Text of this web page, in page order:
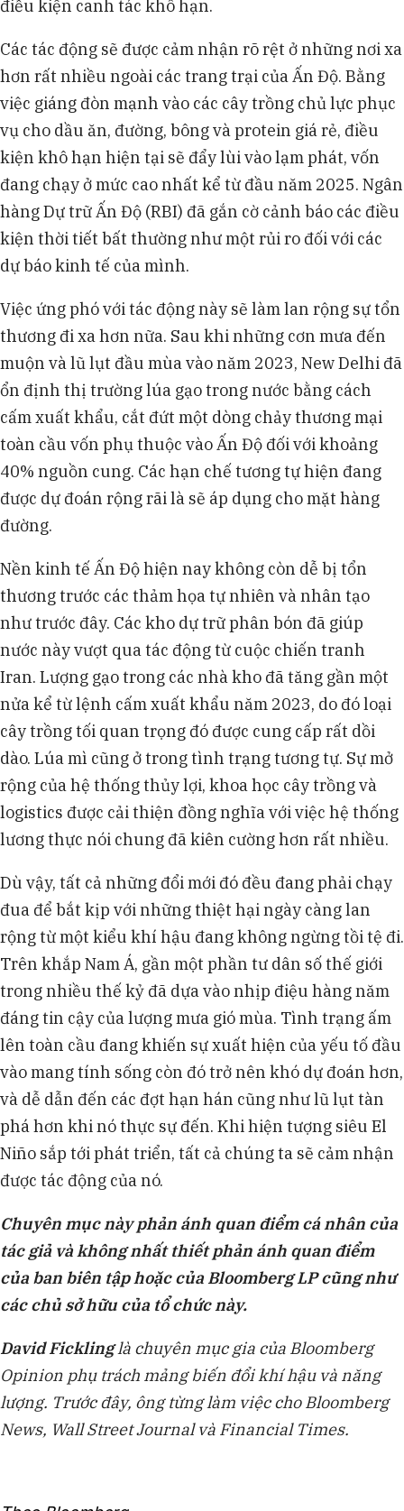
điều kiện canh tác khô hạn.
Các tác động sẽ được cảm nhận rõ rệt ở những nơi xa
hơn rất nhiều ngoài các trang trại của Ấn Độ. Bằng
việc giáng đòn mạnh vào các cây trồng chủ lực phục
vụ cho dầu ăn, đường, bông và protein giá rẻ, điều
kiện khô hạn hiện tại sẽ đẩy lùi vào lạm phát, vốn
đang chạy ở mức cao nhất kể từ đầu năm 2025. Ngân
hàng Dự trữ Ấn Độ (RBI) đã gắn cờ cảnh báo các điều
kiện thời tiết bất thường như một rủi ro đối với các
dự báo kinh tế của mình.
Việc ứng phó với tác động này sẽ làm lan rộng sự tổn
thương đi xa hơn nữa. Sau khi những cơn mưa đến
muộn và lũ lụt đầu mùa vào năm 2023, New Delhi đã
ổn định thị trường lúa gạo trong nước bằng cách
cấm xuất khẩu, cắt đứt một dòng chảy thương mại
toàn cầu vốn phụ thuộc vào Ấn Độ đối với khoảng
40% nguồn cung. Các hạn chế tương tự hiện đang
được dự đoán rộng rãi là sẽ áp dụng cho mặt hàng
đường.
Nền kinh tế Ấn Độ hiện nay không còn dễ bị tổn
thương trước các thảm họa tự nhiên và nhân tạo
như trước đây. Các kho dự trữ phân bón đã giúp
nước này vượt qua tác động từ cuộc chiến tranh
Iran. Lượng gạo trong các nhà kho đã tăng gần một
nửa kể từ lệnh cấm xuất khẩu năm 2023, do đó loại
cây trồng tối quan trọng đó được cung cấp rất dồi
dào. Lúa mì cũng ở trong tình trạng tương tự. Sự mở
rộng của hệ thống thủy lợi, khoa học cây trồng và
logistics được cải thiện đồng nghĩa với việc hệ thống
lương thực nói chung đã kiên cường hơn rất nhiều.
Dù vậy, tất cả những đổi mới đó đều đang phải chạy
đua để bắt kịp với những thiệt hại ngày càng lan
rộng từ một kiểu khí hậu đang không ngừng tồi tệ đi.
Trên khắp Nam Á, gần một phần tư dân số thế giới
trong nhiều thế kỷ đã dựa vào nhịp điệu hàng năm
đáng tin cậy của lượng mưa gió mùa. Tình trạng ấm
lên toàn cầu đang khiến sự xuất hiện của yếu tố đầu
vào mang tính sống còn đó trở nên khó dự đoán hơn,
và dễ dẫn đến các đợt hạn hán cũng như lũ lụt tàn
phá hơn khi nó thực sự đến. Khi hiện tượng siêu El
Niño sắp tới phát triển, tất cả chúng ta sẽ cảm nhận
được tác động của nó.
Chuyên mục này phản ánh quan điểm cá nhân của
tác giả và không nhất thiết phản ánh quan điểm
của ban biên tập hoặc của Bloomberg LP cũng như
các chủ sở hữu của tổ chức này.
David Ficklinglà chuyên mục gia của Bloomberg
Opinion phụ trách mảng biến đổi khí hậu và năng
lượng. Trước đây, ông từng làm việc cho Bloomberg
News, Wall Street Journal và Financial Times.